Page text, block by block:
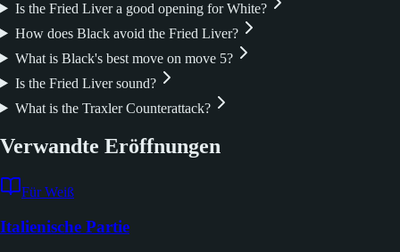
Is the Fried Liver a good opening for White?
How does Black avoid the Fried Liver?
What is Black's best move on move 5?
Is the Fried Liver sound?
What is the Traxler Counterattack?
Verwandte Eröffnungen
Für Weiß
Italienische Partie